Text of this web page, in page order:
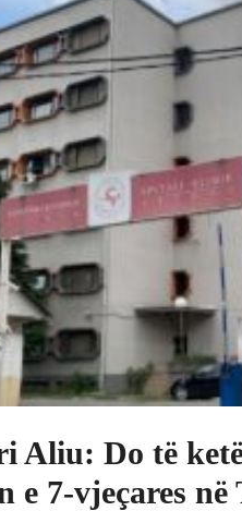
Aliu: Do të
e 7-vjeçares në